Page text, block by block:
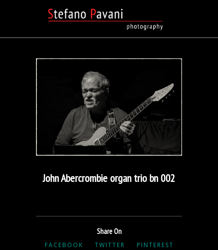
John Abercrombie organ trio bn 002
Share On
FACEBOOK TWITTER
PINTEREST